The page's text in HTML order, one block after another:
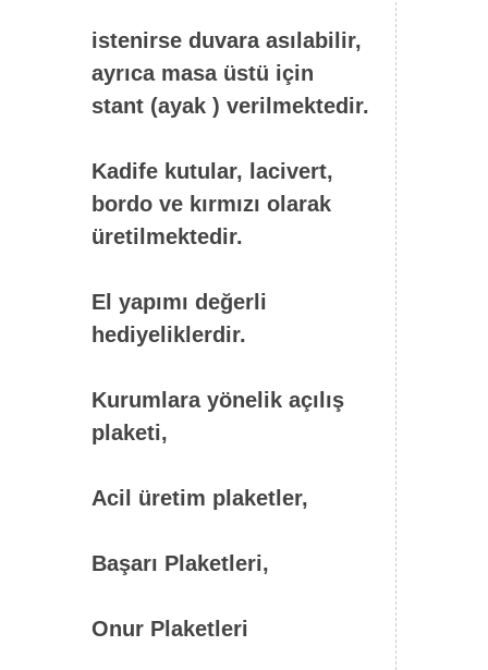
istenirse duvara asılabilir,
ayrıca masa üstü için
stant (ayak ) verilmektedir.
Kadife kutular, lacivert,
bordo ve kırmızı olarak
üretilmektedir.
El yapımı değerli
hediyeliklerdir.
Kurumlara yönelik açılış
plaketi,
Acil üretim plaketler,
Başarı Plaketleri,
Onur Plaketleri